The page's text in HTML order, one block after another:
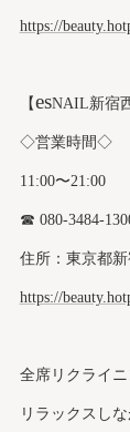
https://
【esNAIL新宿
◇営業時間◇
11:00〜21:00
☎︎ 080-3484-
住所：東京都
https://
全席リクライ
リラックスし